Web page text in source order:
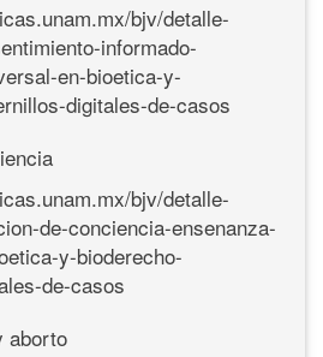
bjv/detalle-
informado-
en-bioetica-y-
digitales-de-casos
bjv/detalle-
de-conciencia-ensenanza-
y-bioderecho-
de-casos
aborto